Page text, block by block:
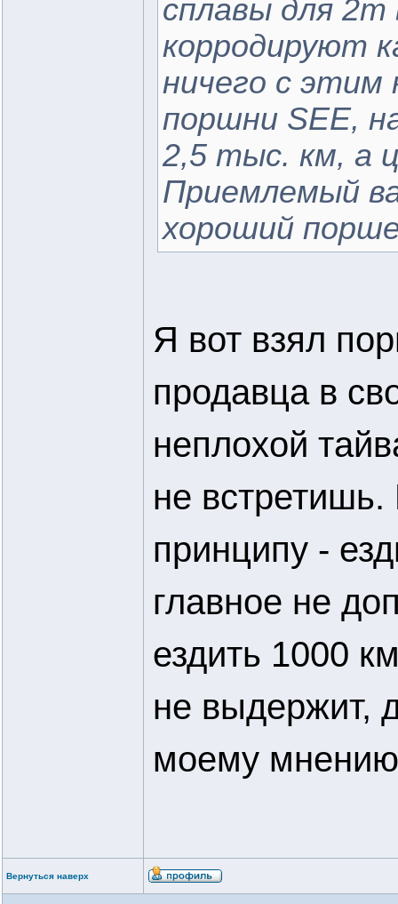
сплавы для 2т
корродируют
ничего с этим
поршни SEE,
2,5 тыс. км, а
Приемлемый
хороший
Я вот взял
продавца в
неплохой
не встретишь.
принципу -
главное не
ездить 1000
не выдержит,
моему мнению
Вернуться наверх